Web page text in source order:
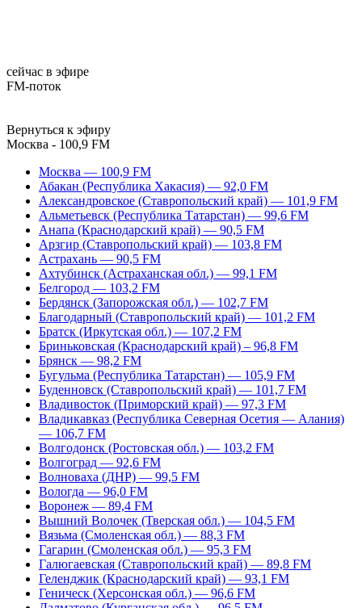
сейчас в эфире
FM-поток
Вернуться к эфиру
Москва - 100,9 FM
Москва — 100,9 FM
Абакан (Республика Хакасия) — 92,0 FM
Александровское (Ставропольский край) — 101,9 FM
Альметьевск (Республика Татарстан) — 99,6 FM
Анапа (Краснодарский край) — 90,5 FM
Арзгир (Ставропольский край) — 103,8 FM
Астрахань — 90,5 FM
Ахтубинск (Астраханская обл.) — 99,1 FM
Белгород — 103,2 FM
Бердянск (Запорожская обл.) — 102,7 FM
Благодарный (Ставропольский край) — 101,2 FM
Братск (Иркутская обл.) — 107,2 FM
Бриньковская (Краснодарский край) – 96,8 FM
Брянск — 98,2 FM
Бугульма (Республика Татарстан) — 105,9 FM
Буденновск (Ставропольский край) — 101,7 FM
Владивосток (Приморский край) — 97,3 FM
Владикавказ (Республика Северная Осетия — Алания)
— 106,7 FM
Волгодонск (Ростовская обл.) — 103,2 FM
Волгоград — 92,6 FM
Волноваха (ДНР) — 99,5 FM
Вологда — 96,0 FM
Воронеж — 89,4 FM
Вышний Волочек (Тверская обл.) — 104,5 FM
Вязьма (Смоленская обл.) — 88,3 FM
Гагарин (Смоленская обл.) — 95,3 FM
Галюгаевская (Ставропольский край) — 89,8 FM
Геленджик (Краснодарский край) — 93,1 FM
Геническ (Херсонская обл.) — 96,6 FM